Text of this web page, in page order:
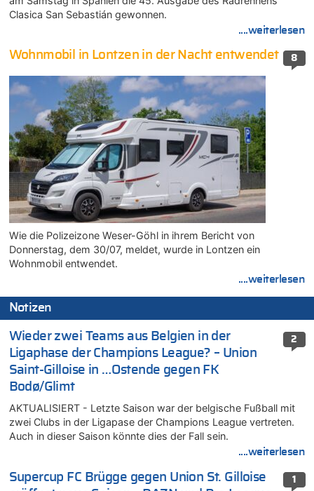
Clasica San Sebastián gewonnen.
....weiterlesen
8
Wohnmobil in Lontzen in der Nacht entwendet
Wie die Polizeizone Weser-Göhl in ihrem Bericht von
Donnerstag, dem 30/07, meldet, wurde in Lontzen ein
Wohnmobil entwendet.
....weiterlesen
Notizen
2
Wieder zwei Teams aus Belgien in der
Ligaphase der Champions League? – Union
Saint-Gilloise in …Ostende gegen FK
Bodø/Glimt
AKTUALISIERT - Letzte Saison war der belgische Fußball mit
zwei Clubs in der Ligapase der Champions League vertreten.
Auch in dieser Saison könnte dies der Fall sein.
....weiterlesen
1
Supercup FC Brügge gegen Union St. Gilloise